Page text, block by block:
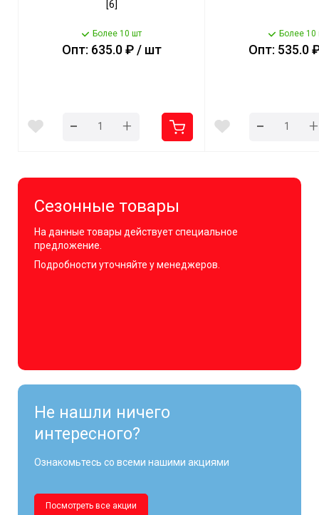
[6]
Более 10 шт
Опт: 635.0 ₽ / шт
- +
Более 10
Опт: 535.0
- +
Сезонные товары
На данные товары действует специальное
предложение.
Подробности уточняйте у менеджеров.
Не нашли ничего
интересного?
Ознакомьтесь со всеми нашими акциями
Посмотреть все акции